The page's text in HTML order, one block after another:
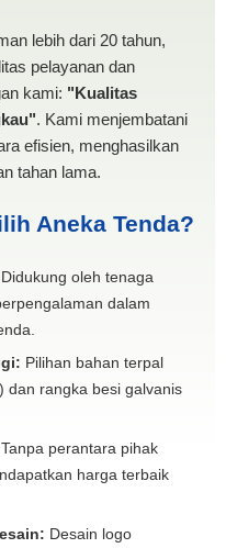
lebih dari 20 tahun,
pelayanan dan
kami: "Kualitas
. Kami menjembatani
efisien, menghasilkan
tahan lama.
Aneka Tenda?
Didukung oleh tenaga
dalam
Pilihan bahan terpal
dan rangka besi galvanis
Tanpa perantara pihak
harga terbaik
Desain logo